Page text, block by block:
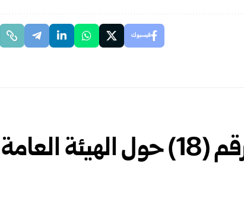
فيسبوك
رئاسة الجمهورية: مرسوم رقم (18) حول الهيئة العامة